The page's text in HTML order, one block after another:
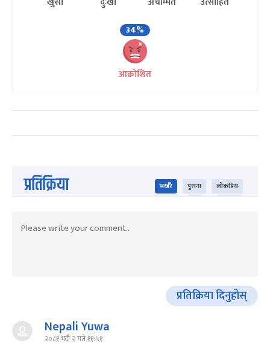
34%
आक्रोशित
प्रतिक्रिया भर्खरै पुराना लोकप्रिय
प्रतिक्रिया दिनुहोस्
Nepali Yuwa
२०८१ भदौ २ गते ११:५१